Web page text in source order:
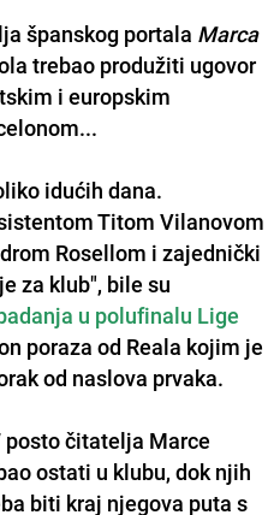
španskog portala Marca
trebao produžiti ugovor
i europskim
idućih dana.
Titom Vilanovom
Rosellom i zajednički
za klub", bile su
u polufinalu Lige
poraza od Reala kojim je
od naslova prvaka.
posto čitatelja Marce
ostati u klubu, dok njih
biti kraj njegova puta s